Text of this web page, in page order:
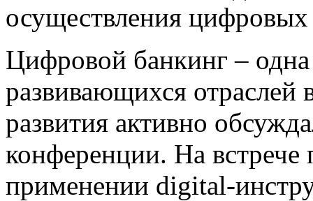
осуществления
Цифровой банкинг –
развивающихся отраслей
развития активно
конференции. На
применении digital-